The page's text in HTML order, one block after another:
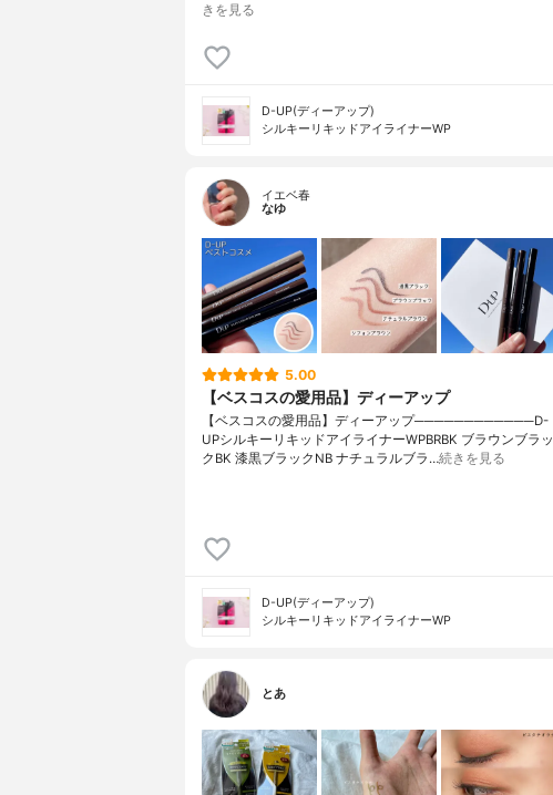
きを見る
D-UP(ディーアップ)
シルキーリキッドアイライナーWP
イエベ春
なゆ
5.00
【ベスコスの愛用品】ディーアップ
【ベスコスの愛用品】ディーアップ────────────D-
UPシルキーリキッドアイライナーWPBRBK ブラウンブラッ
クBK 漆黒ブラックNB ナチュラルブラ…続きを見る
D-UP(ディーアップ)
シルキーリキッドアイライナーWP
とあ